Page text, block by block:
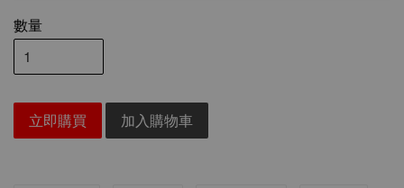
數量
立即購買 加入購物車